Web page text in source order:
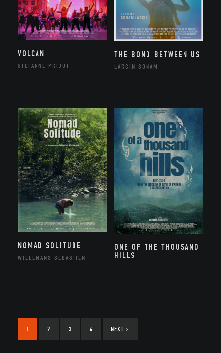
VOLCAN
STÉFANNE PRIJOT
THE BOND BETWEEN US
LARCIN SONAM
NOMAD SOLITUDE
WIELEMANS SÉBASTIEN
ONE OF THE THOUSAND
HILLS
1 2 3 4 NEXT ›